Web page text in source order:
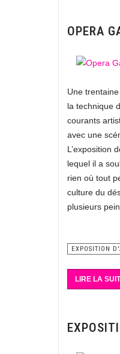
OPERA
Une
la technique
courants
avec une
L’exposition
lequel il a
rien où tout
culture du
plusieurs
EXPOSITION
LIRE LA